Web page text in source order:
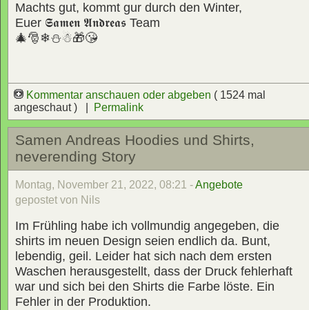
Machts gut, kommt gur durch den Winter,
Euer 𝕾𝖆𝖒𝖊𝖓 𝕬𝖓𝖉𝖗𝖊𝖆𝖘 Team
🎄🎅❄⛄☃🎁😘
Kommentar anschauen oder abgeben ( 1524 mal
angeschaut ) |
Permalink
Samen Andreas Hoodies und Shirts,
neverending Story
Montag, November 21, 2022, 08:21 -Angebote
gepostet von Nils
Im Frühling habe ich vollmundig angegeben, die
shirts im neuen Design seien endlich da. Bunt,
lebendig, geil. Leider hat sich nach dem ersten
Waschen herausgestellt, dass der Druck fehlerhaft
war und sich bei den Shirts die Farbe löste. Ein
Fehler in der Produktion.